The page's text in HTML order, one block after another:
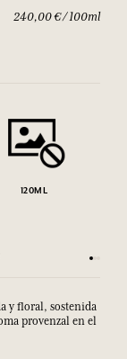
240,00 € / 100ml
120ML
y floral, sostenida
provenzal en el